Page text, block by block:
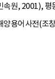
원, 2001),
양용어사전(